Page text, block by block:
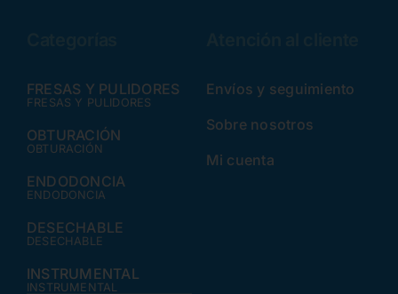
FRESAS Y PULIDORES
FRESAS Y PULIDORES
OBTURACIÓN
OBTURACIÓN
ENDODONCIA
ENDODONCIA
DESECHABLE
DESECHABLE
INSTRUMENTAL
INSTRUMENTAL
Envíos y seguimiento
Sobre nosotros
Mi cuenta